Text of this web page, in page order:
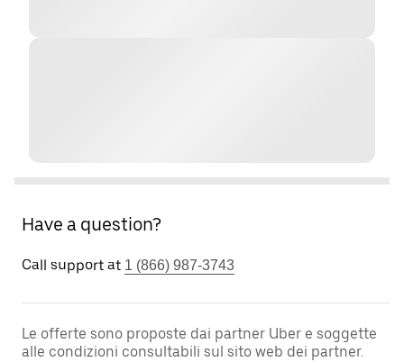
Have a question?
Call support at 1 (866) 987-3743
Le offerte sono proposte dai partner Uber e soggette
alle condizioni consultabili sul sito web dei partner.